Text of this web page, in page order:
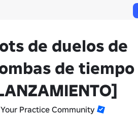
de duelos de
de tiempo
Your Practice Community